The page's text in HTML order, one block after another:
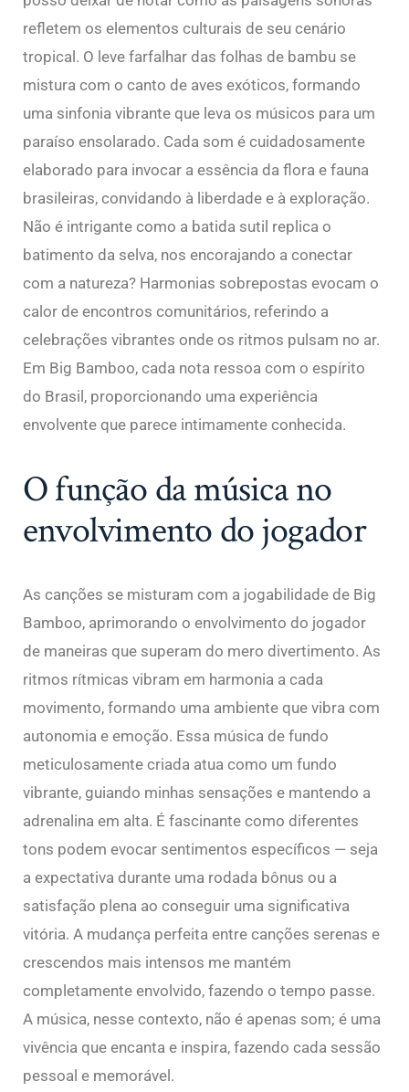
refletem os elementos culturais de seu cenário
tropical. O leve farfalhar das folhas de bambu se
mistura com o canto de aves exóticos, formando
uma sinfonia vibrante que leva os músicos para um
paraíso ensolarado. Cada som é cuidadosamente
elaborado para invocar a essência da flora e fauna
brasileiras, convidando à liberdade e à exploração.
Não é intrigante como a batida sutil replica o
batimento da selva, nos encorajando a conectar
com a natureza? Harmonias sobrepostas evocam o
calor de encontros comunitários, referindo a
celebrações vibrantes onde os ritmos pulsam no ar.
Em Big Bamboo, cada nota ressoa com o espírito
do Brasil, proporcionando uma experiência
envolvente que parece intimamente conhecida.
O função da música no
envolvimento do jogador
As canções se misturam com a jogabilidade de Big
Bamboo, aprimorando o envolvimento do jogador
de maneiras que superam do mero divertimento. As
ritmos rítmicas vibram em harmonia a cada
movimento, formando uma ambiente que vibra com
autonomia e emoção. Essa música de fundo
meticulosamente criada atua como um fundo
vibrante, guiando minhas sensações e mantendo a
adrenalina em alta. É fascinante como diferentes
tons podem evocar sentimentos específicos — seja
a expectativa durante uma rodada bônus ou a
satisfação plena ao conseguir uma significativa
vitória. A mudança perfeita entre canções serenas e
crescendos mais intensos me mantém
completamente envolvido, fazendo o tempo passe.
A música, nesse contexto, não é apenas som; é uma
vivência que encanta e inspira, fazendo cada sessão
pessoal e memorável.